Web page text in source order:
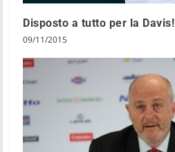
Disposto a tutto per la Davis!
09/11/2015